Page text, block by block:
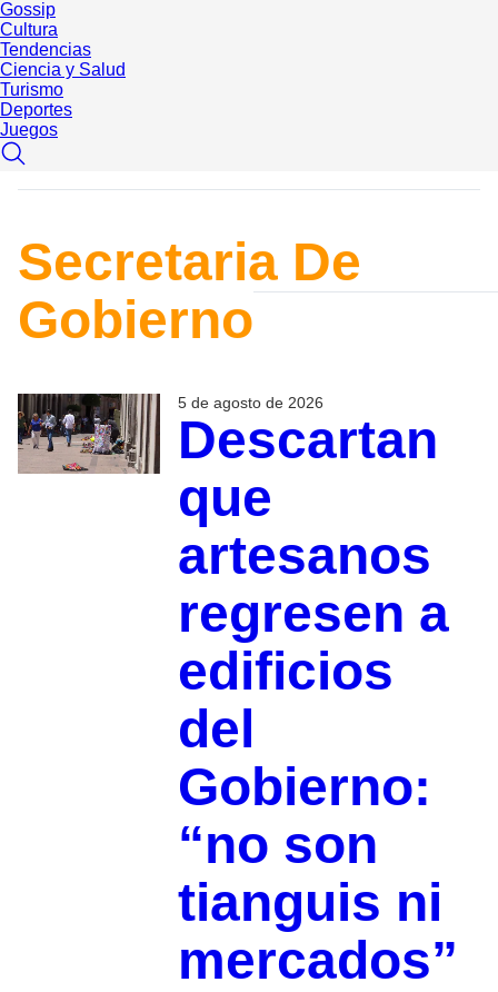
Gossip
Cultura
Tendencias
Ciencia y Salud
Turismo
Deportes
Juegos
Secretaria De
Gobierno
5 de agosto de 2026
Descartan
que
artesanos
regresen a
edificios
del
Gobierno:
“no son
tianguis ni
mercados”